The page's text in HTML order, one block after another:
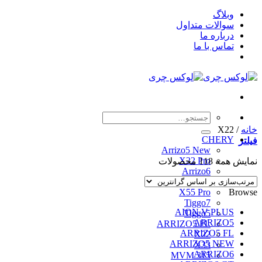
Skip
content
وبلاگ
سوالات متداول
درباره ما
تماس با ما
جستجو
CHERY
Arrizo5 New
X22 Pro
Arrizo6
Arrizo5
X55 Pro
Tiggo7
Tiggo5
ARRIZO5 FL
X22
X33
MVM 315
خانه /
فیلتر
نمایش همه 118 محصولات
اساس
کم
Browse
AION V PLUS
ARRIZO5
ARRIZO5 FL
ARRIZO5 NEW
ARRIZO6